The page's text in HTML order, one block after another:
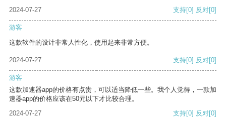
2024-07-27 支持[0] 反对[0]
游客
这款软件的设计非常人性化，使用起来非常方便。
2024-07-27 支持[0] 反对[0]
游客
这款加速器app的价格有点贵，可以适当降低一些。我个人觉得，一款加
速器app的价格应该在50元以下才比较合理。
2024-07-27
支持[0] 反对[0]